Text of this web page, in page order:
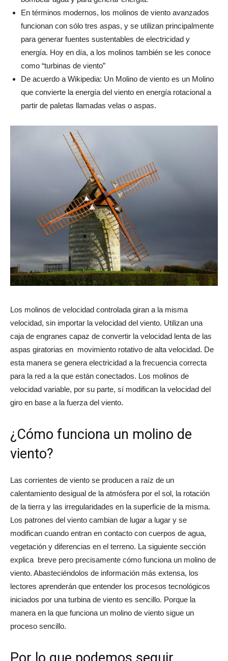
En términos modernos, los molinos de viento avanzados
funcionan con sólo tres aspas, y se utilizan principalmente
para generar fuentes sustentables de electricidad y
energía. Hoy en día, a los molinos también se les conoce
como “turbinas de viento”
De acuerdo a Wikipedia: Un Molino de viento es un Molino
que convierte la energía del viento en energía rotacional a
partir de paletas llamadas velas o aspas.
Los molinos de velocidad controlada giran a la misma
velocidad, sin importar la velocidad del viento. Utilizan una
caja de engranes capaz de convertir la velocidad lenta de las
aspas giratorias en movimiento rotativo de alta velocidad. De
esta manera se genera electricidad a la frecuencia correcta
para la red a la que están conectados. Los molinos de
velocidad variable, por su parte, sí modifican la velocidad del
giro en base a la fuerza del viento.
¿Cómo funciona un molino de
viento?
Las corrientes de viento se producen a raíz de un
calentamiento desigual de la atmósfera por el sol, la rotación
de la tierra y las irregularidades en la superficie de la misma.
Los patrones del viento cambian de lugar a lugar y se
modifican cuando entran en contacto con cuerpos de agua,
vegetación y diferencias en el terreno. La siguiente sección
explica breve pero precisamente cómo funciona un molino de
viento. Abasteciéndolos de información más extensa, los
lectores aprenderán que entender los procesos tecnológicos
iniciados por una turbina de viento es sencillo. Porque la
manera en la que funciona un molino de viento sigue un
proceso sencillo.